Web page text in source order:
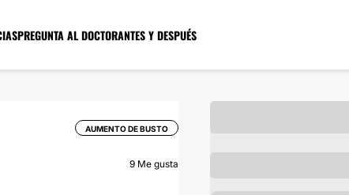
PREGUNTA AL DOCTORANTES Y DESPUÉS
AUMENTO DE BUSTO
9 Me gusta